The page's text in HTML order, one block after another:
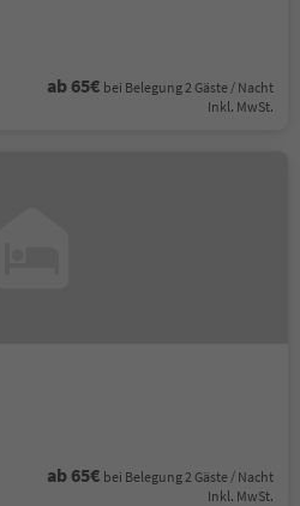
ab 65€ bei Belegung 2 Gäste / Nacht
Inkl. MwSt.
ab 65€ bei Belegung 2 Gäste / Nacht
Inkl. MwSt.